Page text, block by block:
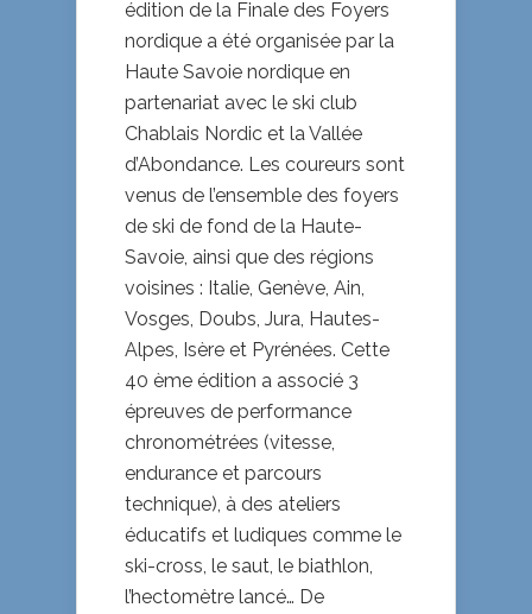
édition de la Finale des Foyers
nordique a été organisée par la
Haute Savoie nordique en
partenariat avec le ski club
Chablais Nordic et la Vallée
d’Abondance. Les coureurs sont
venus de l’ensemble des foyers
de ski de fond de la Haute-
Savoie, ainsi que des régions
voisines : Italie, Genève, Ain,
Vosges, Doubs, Jura, Hautes-
Alpes, Isère et Pyrénées. Cette
40 ème édition a associé 3
épreuves de performance
chronométrées (vitesse,
endurance et parcours
technique), à des ateliers
éducatifs et ludiques comme le
ski-cross, le saut, le biathlon,
l’hectomètre lancé… De